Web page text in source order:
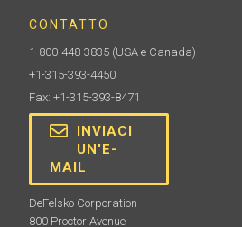
CONTATTO
1-800-448-3835 (USA e Canada)
+1-315-393-4450
Fax: +1-315-393-8471
INVIACI
UN'E-
MAIL
DeFelsko Corporation
800 Proctor Avenue